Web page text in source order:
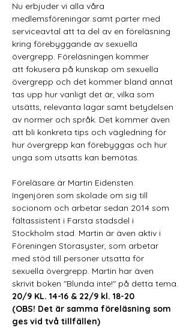
Nu erbjuder vi alla våra
medlemsföreningar samt parter med
serviceavtal att ta del av en föreläsning
kring förebyggande av sexuella
övergrepp. Föreläsningen kommer
att fokusera på kunskap om sexuella
övergrepp och det kommer bland annat
tas upp hur vanligt det är, vilka som
utsätts, relevanta lagar samt betydelsen
av normer och språk. Det kommer även
att bli konkreta tips och vägledning för
hur övergrepp kan förebyggas och hur
unga som utsatts kan bemötas.
Föreläsare är Martin Eidensten.
Ingenjören som skolade om sig till
socionom och arbetar sedan 2014 som
fältassistent i Farsta stadsdel i
Stockholm stad. Martin är även aktiv i
Föreningen Storasyster, som arbetar
med stöd till personer utsatta för
sexuella övergrepp. Martin har även
skrivit boken "Blunda inte!" på detta tema.
20/9 KL. 14-16 & 22/9 kl. 18-20
(OBS! Det är samma föreläsning som
ges vid två tillfällen)